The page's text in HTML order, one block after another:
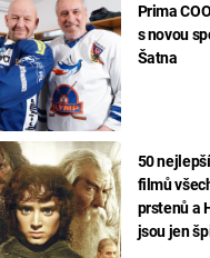
Prima
s novou
Šatna
50
filmů
prstenů a
jsou jen